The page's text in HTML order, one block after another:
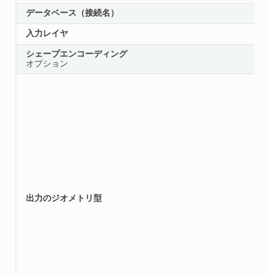
データベース（接続名）
入力レイヤ
シェープエンコーディング
オプション
出力のジオメトリ型